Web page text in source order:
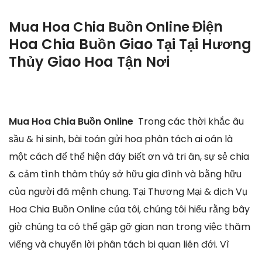
Mua Hoa Chia Buồn OnlineĐiện
Hoa Chia Buồn Giao Tại Tại Hương
Thủy Giao Hoa Tận Nơi
Mua Hoa Chia Buồn Online Trong các thời khắc âu
sầu & hi sinh, bài toán gửi hoa phân tách ai oán là
một cách để thể hiện đáy biết ơn và tri ân, sự sẻ chia
& cảm tình thâm thúy sở hữu gia đình và bằng hữu
của người đã mệnh chung. Tại Thương Mại & dịch Vụ
Hoa Chia Buồn Online của tôi, chúng tôi hiểu rằng bây
giờ chúng ta có thể gặp gỡ gian nan trong việc thăm
viếng và chuyển lời phân tách bi quan liên đới. Vì